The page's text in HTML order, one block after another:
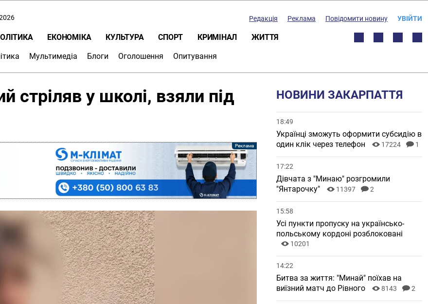
Редакція Реклама Повідомити новину УВІЙТИ
ЕКОНОМІКА КУЛЬТУРА СПОРТ КРИМІНАЛ ЖИТТЯ
Мультимедіа Блоги Оголошення Опитування
стріляв у школі, взяли під
НОВИНИ ЗАКАРПАТТЯ
18:49
Українці зможуть оформити субсидію в
один клік через телефон
17224 1
17:22
Дівчата з "Минаю" розгромили
"Янтарочку"
11397 2
15:58
Усі пункти пропуску на українсько-
польському кордоні розблоковані
10201
14:22
Битва за життя: "Минай" поїхав на
виїзний матч до Рівного
8143 2